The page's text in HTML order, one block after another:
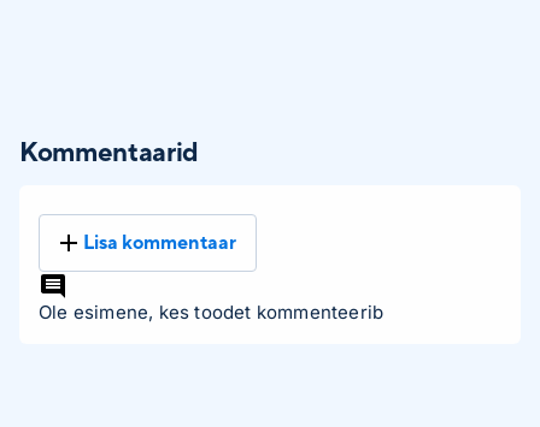
Kommentaarid
Lisa kommentaar
Ole esimene, kes toodet kommenteerib